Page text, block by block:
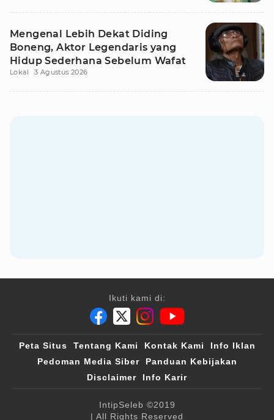
Mengenal Lebih Dekat Diding
Boneng, Aktor Legendaris yang
Hidup Sederhana Sebelum Wafat
Lokal 3 Agustus 2026
Ikuti kami di:
Peta Situs Tentang Kami Kontak Kami
Info Iklan
Pedoman Media Siber
Panduan Kebijakan
Disclaimer
Info Karir
IntipSeleb ©2019
| All Rights Reserved